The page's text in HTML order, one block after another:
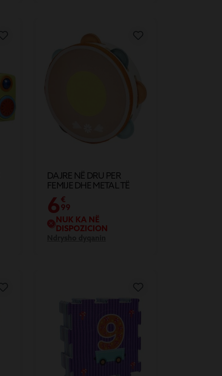
DAJRE NË DRU PER
FEMIJE DHE METAL TË
CERTIFIKUAR FSC®
Ø18X4.5CM
6 €
99
NUK KA NË
DISPOZICION